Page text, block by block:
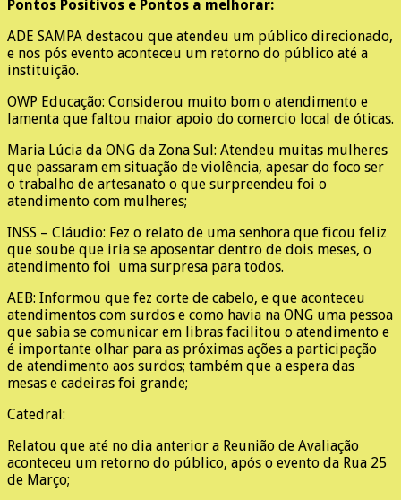
Pontos Positivos e Pontos a melhorar:
ADE SAMPA destacou que atendeu um público direcionado,
e nos pós evento aconteceu um retorno do público até a
instituição.
OWP Educação: Considerou muito bom o atendimento e
lamenta que faltou maior apoio do comercio local de óticas.
Maria Lúcia da ONG da Zona Sul: Atendeu muitas mulheres
que passaram em situação de violência, apesar do foco ser
o trabalho de artesanato o que surpreendeu foi o
atendimento com mulheres;
INSS – Cláudio: Fez o relato de uma senhora que ficou feliz
que soube que iria se aposentar dentro de dois meses, o
atendimento foi uma surpresa para todos.
AEB: Informou que fez corte de cabelo, e que aconteceu
atendimentos com surdos e como havia na ONG uma pessoa
que sabia se comunicar em libras facilitou o atendimento e
é importante olhar para as próximas ações a participação
de atendimento aos surdos; também que a espera das
mesas e cadeiras foi grande;
Catedral:
Relatou que até no dia anterior a Reunião de Avaliação
aconteceu um retorno do público, após o evento da Rua 25
de Março;